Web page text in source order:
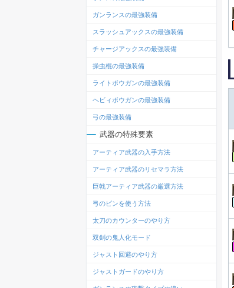
ガンランスの最強装備
スラッシュアックスの最強装備
チャージアックスの最強装備
操虫棍の最強装備
ライトボウガンの最強装備
ヘビィボウガンの最強装備
弓の最強装備
武器の特殊要素
アーティア武器の入手方法
アーティア武器のリセマラ方法
巨戟アーティア武器の厳選方法
弓のビンを使う方法
太刀のカウンターのやり方
双剣の鬼人化モード
ジャスト回避のやり方
ジャストガードのやり方